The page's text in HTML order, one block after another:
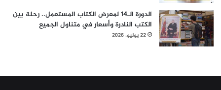
الدورة الـ14 لمعرض الكتاب المستعمل.. رحلة بين
الكتب النادرة وأسعار في متناول الجميع
22 يوليو، 2026